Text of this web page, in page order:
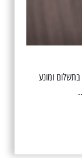
בתשלום ומונע